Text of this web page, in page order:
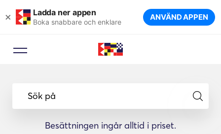
× Ladda ner appen
Boka snabbare och enklare ANVÄND APPEN
Sök på
Besättningen ingår alltid i priset.